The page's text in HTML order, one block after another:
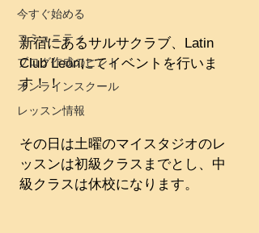
今すぐ始める
コミュニティ
ブログ作成のヒント
オンラインスクール
レッスン情報
新宿にあるサルサクラブ、Latin
Club Leonにてイベントを行いま
す！！
その日は土曜のマイスタジオのレ
ッスンは初級クラスまでとし、中
級クラスは休校になります。